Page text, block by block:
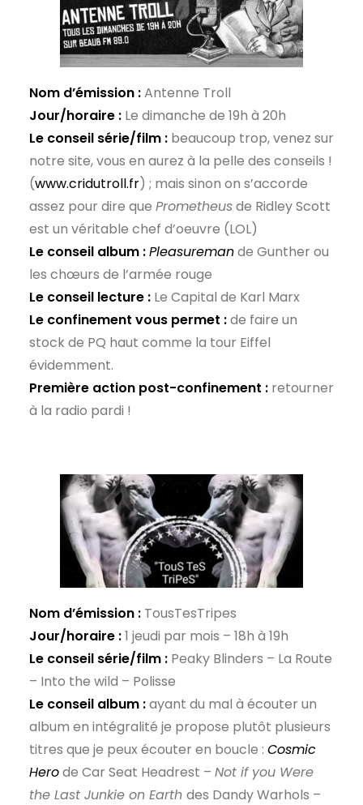
Nom d’émission :Antenne Troll
Jour/horaire : Le dimanche de 19h à 20h
Le conseil série/film : beaucoup trop, venez sur
notre site, vous en aurez à la pelle des conseils !
(www.cridutroll.fr) ; mais sinon on s’accorde
assez pour dire que Prometheusde Ridley Scott
est un véritable chef d’oeuvre (LOL)
Le conseil album :Pleasuremande Gunther ou
les chœurs de l’armée rouge
Le conseil lecture : Le Capital de Karl Marx
Le confinement vous permet :de faire un
stock de PQ haut comme la tour Eiffel
évidemment.
Première action post-confinement : retourner
à la radio pardi !
Nom d’émission : TousTesTripes
Jour/horaire :1 jeudi par mois – 18h à 19h
Le conseil série/film : Peaky Blinders – La Route
– Into the wild – Polisse
Le conseil album :ayant du mal à écouter un
album en intégralité je propose plutôt plusieurs
titres que je peux écouter en boucle : Cosmic
Herode Car Seat Headrest – Not if you Were
the Last Junkie on Earth des Dandy Warhols –